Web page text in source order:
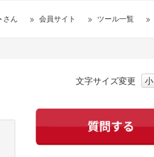
さん 会員サイト ツール一覧
文字サイズ変更 小